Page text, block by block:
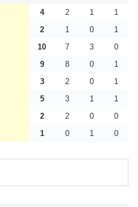
4 2 1
1
2 1 0
1
10 7 3
0
9 8 0
1
3 2 0
1
5 3 1
1
2 2 0
0
1 0 1 0